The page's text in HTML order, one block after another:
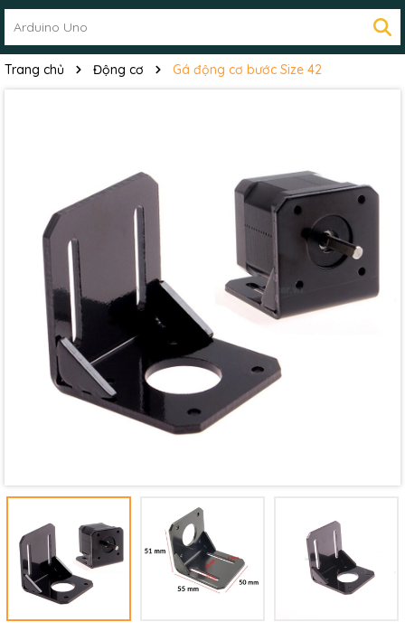
Trang chủ Động cơ Gá động cơ bước Size 42
Mã giảm giá: